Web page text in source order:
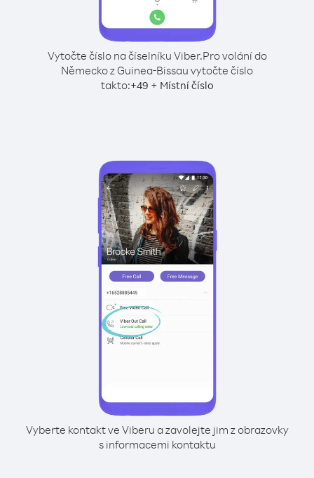
Vytočte číslo na číselníku Viber.Pro volání do
Německo z Guinea-Bissau vytočte číslo
takto:+49 + Místní číslo
Vyberte kontakt ve Viberu a zavolejte jim z obrazovky
s informacemi kontaktu